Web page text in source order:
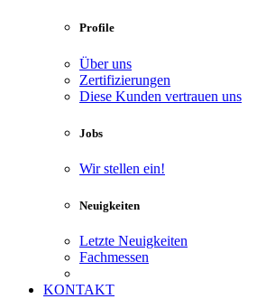
Profile
Über uns
Zertifizierungen
Diese Kunden vertrauen uns
Jobs
Wir stellen ein!
Neuigkeiten
Letzte Neuigkeiten
Fachmessen
KONTAKT